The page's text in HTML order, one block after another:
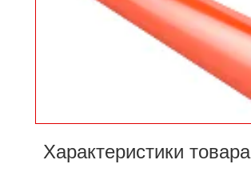
Характеристики товара